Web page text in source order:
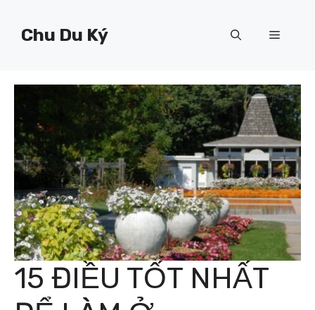
Chu Du Ký Menu
15 ĐIỀU TỐT NHẤT